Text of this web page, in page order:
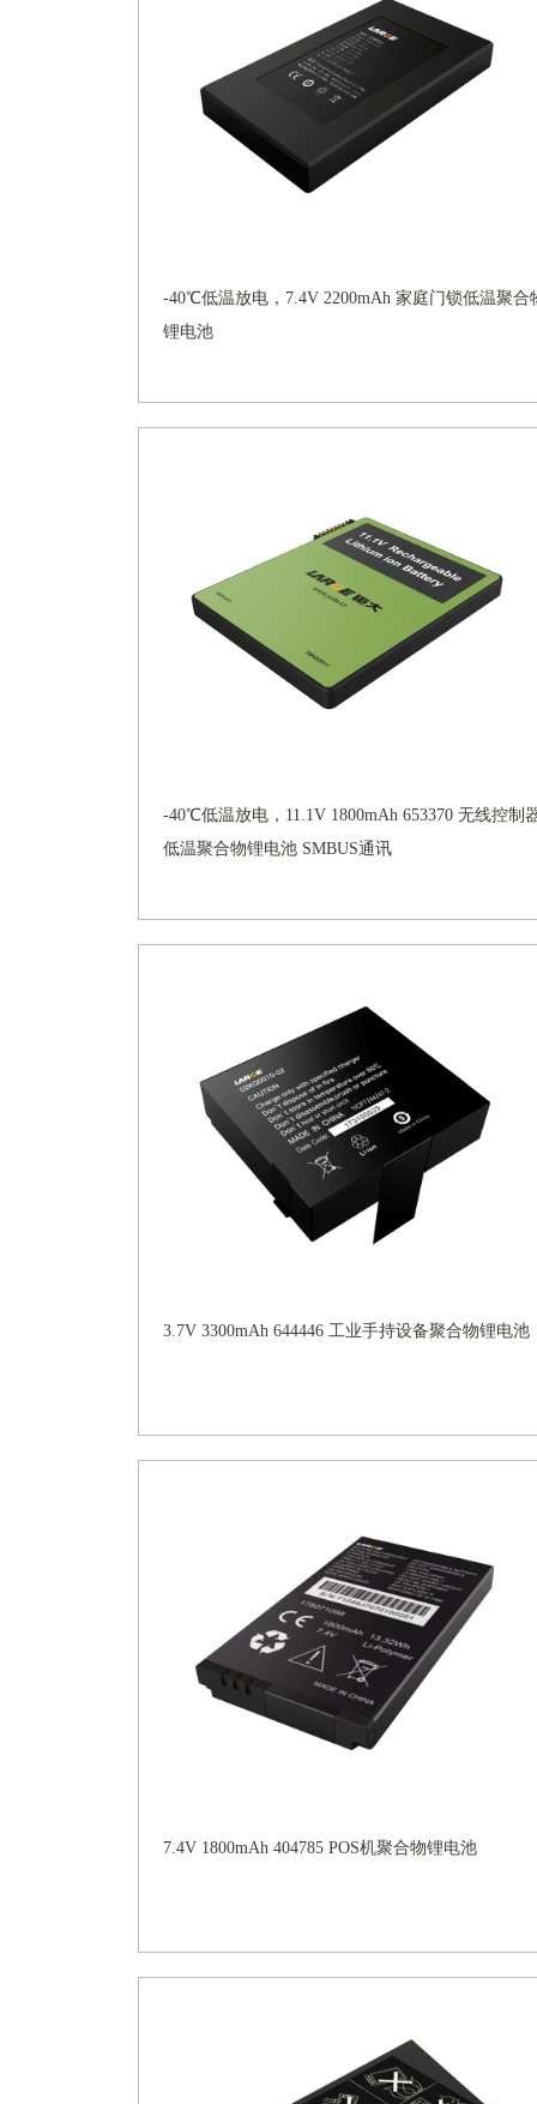
-40℃低温放电，7.4V 2200mAh 家庭门锁低温聚合
锂电池
-40℃低温放电，11.1V 1800mAh 653370 无线控制
低温聚合物锂电池 SMBUS通讯
3.7V 3300mAh 644446 工业手持设备聚合物锂电池
7.4V 1800mAh 404785 POS机聚合物锂电池